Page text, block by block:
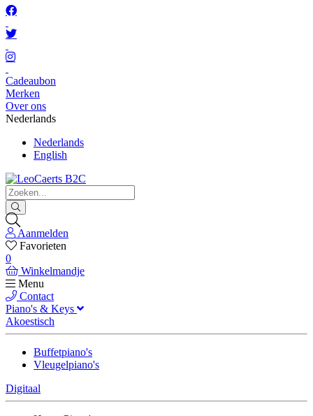
Cadeaubon
Merken
Over ons
Nederlands
Nederlands
English
Aanmelden
Favorieten
0
Winkelmandje
Menu
Contact
Piano's & Keys
Akoestisch
Buffetpiano's
Vleugelpiano's
Digitaal